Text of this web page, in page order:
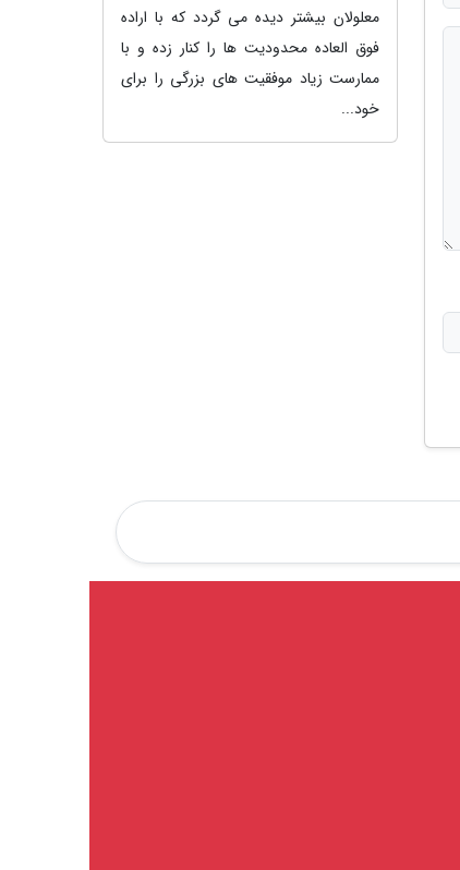
معلولان بیشتر دیده می گردد که با اراده
فوق العاده محدودیت ها را کنار زده و با
ممارست زیاد موفقیت های بزرگی را برای
خود...